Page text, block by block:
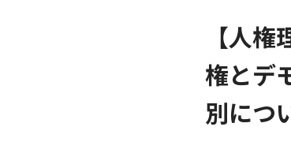
【人
権とデ
別につ